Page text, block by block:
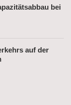
bei
auf der